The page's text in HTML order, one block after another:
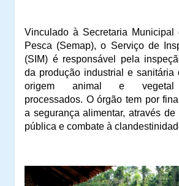
Vinculado à Secretaria Municipal
Pesca (Semap), o Serviço de
(SIM) é responsável pela
da produção industrial e sanitária
origem animal e vegetal
processados. O órgão tem por
a segurança alimentar, através
pública e combate à